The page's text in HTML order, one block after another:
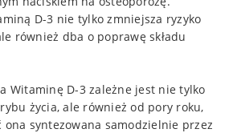
D-3 nie tylko zmniejsza ryzyko
również dba o poprawę składu
Witaminę D-3 zależne jest nie tylko
życia, ale również od pory roku,
ona syntezowana samodzielnie przez